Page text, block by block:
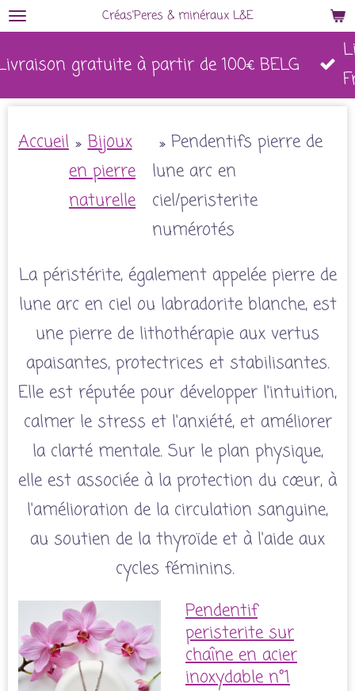
Passer
Créas'Peres & minéraux L&E
gratuite à partir de 100€ BELG
Accueil » Bijoux
en pierre
naturelle
» Pendentifs pierre de
lune arc en
ciel/peristerite
numérotés
La péristérite, également appelée pierre de
lune arc en ciel ou labradorite blanche, est
une pierre de lithothérapie aux vertus
apaisantes, protectrices et stabilisantes.
Elle est réputée pour développer l'intuition,
calmer le stress et l'anxiété, et améliorer
la clarté mentale. Sur le plan physique,
elle est associée à la protection du cœur, à
l'amélioration de la circulation sanguine,
au soutien de la thyroïde et à l'aide aux
cycles féminins.
Pendentif
peristerite sur
chaîne en acier
inoxydable n°1